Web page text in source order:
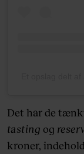
Det har de
tasting og
kroner,